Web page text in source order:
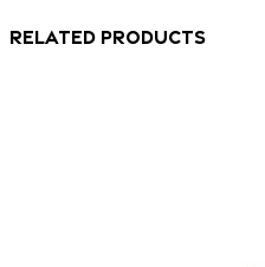
Related products